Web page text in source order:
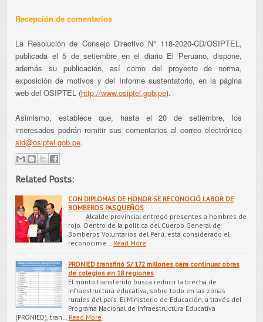
Recepción de comentarios
La Resolución de Consejo Directivo N° 118-2020-CD/OSIPTEL,
publicada el 5 de setiembre en el diario El Peruano, dispone,
además su publicación, así como del proyecto de norma,
exposición de motivos y del Informe sustentatorio, en la página
web del OSIPTEL (http://www.osiptel.gob.pe).
Asimismo, establece que, hasta el 20 de setiembre, los
interesados podrán remitir sus comentarios al correo electrónico
sid@osiptel.gob.pe.
Related Posts:
CON DIPLOMAS DE HONOR SE RECONOCIÓ LABOR DE
BOMBEROS PASQUEÑOS
· Alcalde provincial entregó presentes a hombres de
rojo Dentro de la política del Cuerpo General de
Bomberos Voluntarios del Perú, está considerado el
reconocimie…
Read More
PRONIED transfirió S/ 172 millones para continuar obras
de colegios en 18 regiones
El monto transferido busca reducir la brecha de
infraestructura educativa, sobre todo en las zonas
rurales del país. El Ministerio de Educación, a través del
Programa Nacional de Infraestructura Educativa
(PRONIED), tran…
Read More